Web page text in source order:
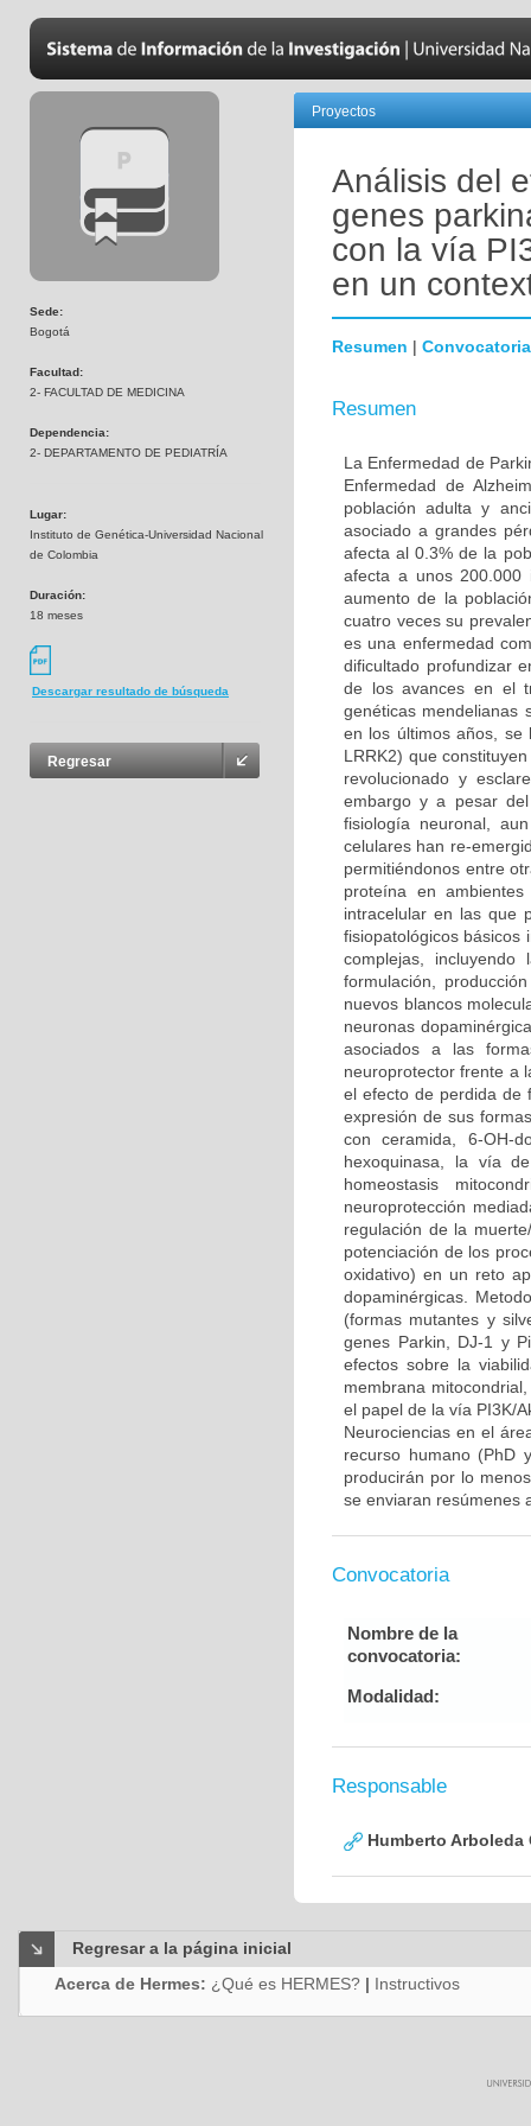
Sede:
Bogotá
Facultad:
2- FACULTAD DE MEDICINA
Dependencia:
2- DEPARTAMENTO DE PEDIATRÍA
Lugar:
Instituto de Genética-Universidad Nacional
de Colombia
Duración:
18 meses
Descargar resultado de búsqueda
Regresar
Proyectos
Análisis del
genes
con la vía
en un
Resumen | Convocatoria
Resumen
La Enfermedad de
Enfermedad de
población adulta y
asociado a grandes
afecta al 0.3% de la
afecta a unos 200.000
aumento de la
cuatro veces su
es una enfermedad
dificultado profundizar
de los avances en el
genéticas mendelianas
en los últimos años, se
LRRK2) que
revolucionado y
embargo y a pesar
fisiología neuronal,
celulares han re-
permitiéndonos entre
proteína en
intracelular en las que
fisiopatológicos básicos
complejas,
formulación,
nuevos blancos
neuronas
asociados a las
neuroprotector frente a
el efecto de perdida de
expresión de sus
con ceramida, 6-OH-
hexoquinasa, la vía
homeostasis
neuroprotección
regulación de la
potenciación de los
oxidativo) en un reto
dopaminérgicas.
(formas mutantes y
genes Parkin, DJ-1 y
efectos sobre la
membrana
el papel de la vía PI3K/
Neurociencias en el
recurso humano (PhD
producirán por lo
se enviaran resúmenes
Convocatoria
Nombre de la
convocatoria:
Modalidad:
Responsable
Humberto Arboleda
Regresar a la página inicial
Acerca de Hermes: ¿Qué es HERMES? | Instructivos